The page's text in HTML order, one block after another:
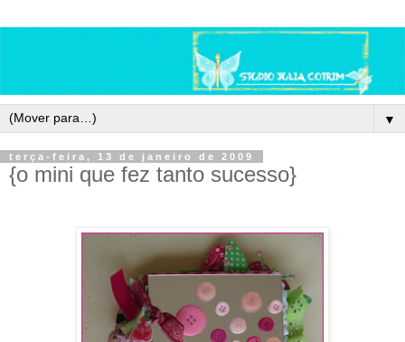
▼
terça-feira, 13 de janeiro de 2009
{o mini que fez tanto sucesso}